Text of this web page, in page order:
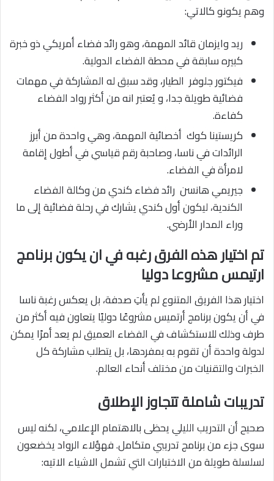
وهم يكونو كالاتي:
ريد وايزمان قائد المهمة، وهو رائد فضاء أمريكي ذو خبرة
كبيره سابقة في محطة الفضاء الدولية.
فيكتور جلوفر الطيار، وقد سبق له المشاركة في مهمات
فضائية طويلة جدا، و يُعتبر انه من أكثر رواد الفضاء
كفاءة.
كريستينا كوك أخصائية المهمة، وهي واحدة من أبرز
الرائدات في ناسا، وصاحبة رقم قياسي في أطول إقامة
لامرأة في الفضاء.
جيريمي هانسن رائد فضاء كندي من وكالة الفضاء
الكندية، ليكون أول كندي يشارك في رحلة فضائية إلى ما
وراء المدار الأرضي.
تم اختيار هذه الفرق رغبه في ان يكون برنامج
ارتيمس مشروعا دوليا
اختيار هذا الفريق المتنوع لم يأتِ صدفة، بل يعكس رغبة ناسا
في أن يكون برنامج أرتميس مشروعًا دوليًا يتعاون فيه أكثر من
طرف وذلك للاستكشاف في الفضاء العميق لم يعد أمرًا يمكن
لدولة واحدة أن تقوم به بمفردها، بل يتطلب مشاركة كل
الخبرات والتقنيات من مختلف أنحاء العالم.
تدريبات شاملة تتجاوز الإطلاق
صحيح أن التدريب الليلي يحظى بالاهتمام الإعلامي، لكنه ليس
سوى جزء من برنامج تدريبي متكامل. فهؤلاء الرواد يخضعون
لسلسلة طويلة من الاختبارات التي تشمل الاشياء الاتيه: